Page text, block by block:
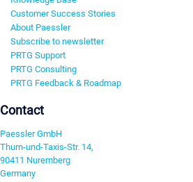
Customer Success Stories
About Paessler
Subscribe to newsletter
PRTG Support
PRTG Consulting
PRTG Feedback & Roadmap
Contact
Paessler GmbH
Thurn-und-Taxis-Str. 14,
90411 Nuremberg
Germany